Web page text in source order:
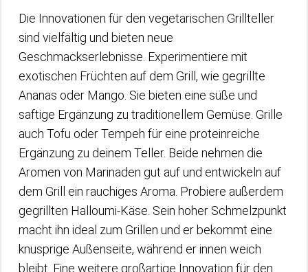
Die Innovationen für den vegetarischen Grillteller
sind vielfältig und bieten neue
Geschmackserlebnisse. Experimentiere mit
exotischen Früchten auf dem Grill, wie gegrillte
Ananas oder Mango. Sie bieten eine süße und
saftige Ergänzung zu traditionellem Gemüse. Grille
auch Tofu oder Tempeh für eine proteinreiche
Ergänzung zu deinem Teller. Beide nehmen die
Aromen von Marinaden gut auf und entwickeln auf
dem Grill ein rauchiges Aroma. Probiere außerdem
gegrillten Halloumi-Käse. Sein hoher Schmelzpunkt
macht ihn ideal zum Grillen und er bekommt eine
knusprige Außenseite, während er innen weich
bleibt. Eine weitere großartige Innovation für den